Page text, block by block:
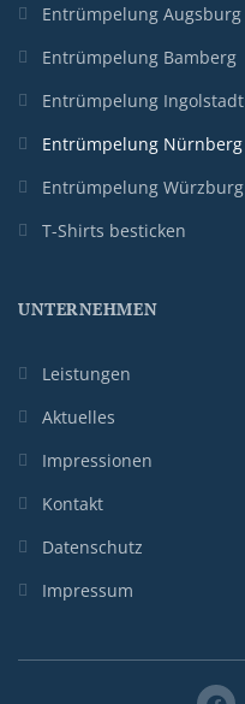
Entrümpelung Augsburg
Entrümpelung Bamberg
Entrümpelung Ingolstadt
Entrümpelung Nürnberg
Entrümpelung Würzburg
T-Shirts besticken
UNTERNEHMEN
Leistungen
Aktuelles
Impressionen
Kontakt
Datenschutz
Impressum